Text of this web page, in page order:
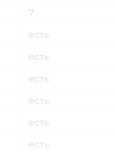
7
есть
есть
есть
есть
есть
есть